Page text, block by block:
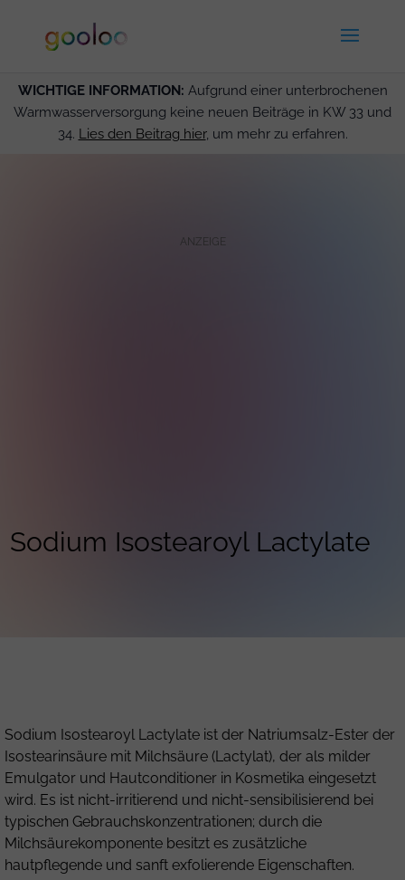
WICHTIGE INFORMATION: Aufgrund einer unterbrochenen
Warmwasserversorgung keine neuen Beiträge in KW 33 und
34. Lies den Beitrag hier, um mehr zu erfahren.
Sodium Isostearoyl Lactylate
Sodium Isostearoyl Lactylate ist der Natriumsalz-Ester der
Isostearinsäure mit Milchsäure (Lactylat), der als milder
Emulgator und Hautconditioner in Kosmetika eingesetzt
wird. Es ist nicht-irritierend und nicht-sensibilisierend bei
typischen Gebrauchskonzentrationen; durch die
Milchsäurekomponente besitzt es zusätzliche
hautpflegende und sanft exfolierende Eigenschaften.